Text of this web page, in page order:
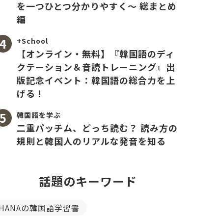
を一つひとつ分かりやすく〜 総まとめ
編
+School
【オンライン・無料】『韓国語のディ
クテーション＆音読トレーニング』出
版記念イベント：韓国語の総合力を上
げる！
韓国語を学ぶ
二重パッチム、どっち読む？ 読み方の
規則と韓国人のリアルな発音を知る
話題のキーワード
の韓国語学習書